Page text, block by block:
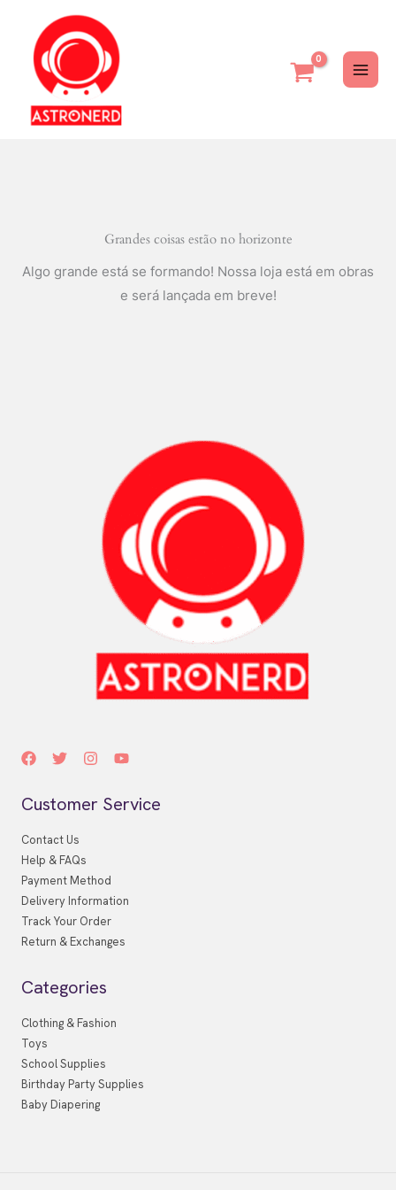
conteúdo
Grandes coisas estão no horizonte
Algo grande está se formando! Nossa loja está em obras
e será lançada em breve!
Customer Service
Contact Us
Help & FAQs
Payment Method
Delivery Information
Track Your Order
Return & Exchanges
Categories
Clothing & Fashion
Toys
School Supplies
Birthday Party Supplies
Baby Diapering